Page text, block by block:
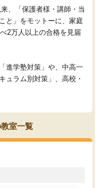
、「保護者様・講師・当
と」をモットーに、家庭
2万人以上の合格を見届
進学塾対策」や、中高一
ュラム別対策」、高校・
室一覧